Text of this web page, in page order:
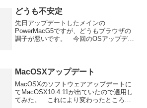
にかけて行いま...
どうも不安定
先日アップデートしたメインの
PowerMacG5ですが、どうもブラウザの
調子が悪いです。 今回のOSアップデー
引にSaf...
MacOSXアップデート
MacOSXのソフトウェアアップデートに
てMacOSX10.4.11が出ていたので適用し
てみた。 これにより変わったところと